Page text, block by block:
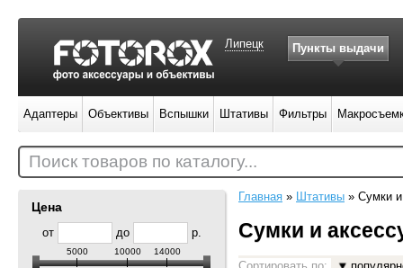
Цена
от до р.
5000 10000 14000
Главная » Штативы » Сумки
Сумки и
Липецк Пункты выдачи
Адаптеры Объективы Вспышки Штативы Фильтры
Поиск товаров по каталогу...